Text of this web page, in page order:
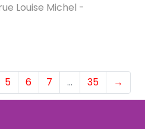
Louise Michel -
5 6 7 … 35 →